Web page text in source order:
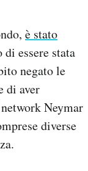
è stato
essere stata
negato le
di aver
Neymar
diverse